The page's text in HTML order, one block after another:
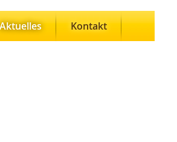
Aktuelles Kontakt